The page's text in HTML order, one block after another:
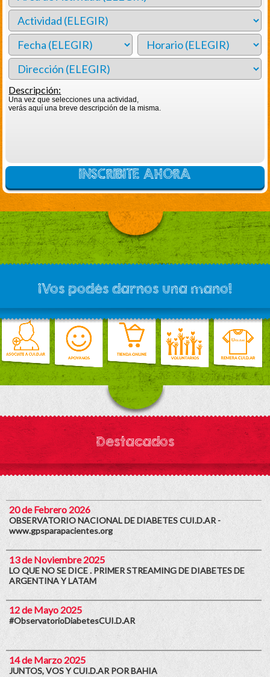
Descripción:
Una vez que selecciones una actividad,
verás aquí una breve descripción de la misma.
INSCRIBITE AHORA
¡Vos podés darnos una mano!
Destacados
20 de Febrero 2026
OBSERVATORIO NACIONAL DE DIABETES CUI.D.AR -
www.gpsparapacientes.org
13 de Noviembre 2025
LO QUE NO SE DICE . PRIMER STREAMING DE DIABETES DE
ARGENTINA Y LATAM
12 de Mayo 2025
#ObservatorioDiabetesCUI.D.AR
14 de Marzo 2025
JUNTOS, VOS Y CUI.D.AR POR BAHIA